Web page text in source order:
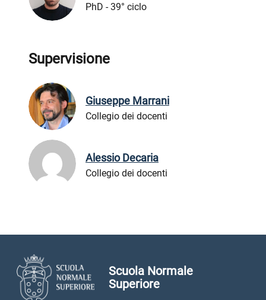
PhD - 39° ciclo
Supervisione
Giuseppe Marrani
Collegio dei docenti
Alessio Decaria
Collegio dei docenti
Scuola Normale
Superiore